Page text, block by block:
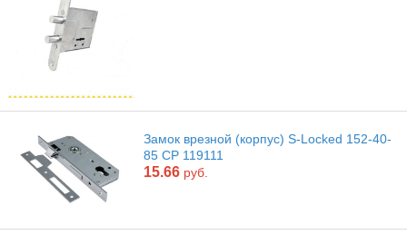
Замок врезной (корпус) S-Locked 152-40-
85 CP 119111
15.66 руб.